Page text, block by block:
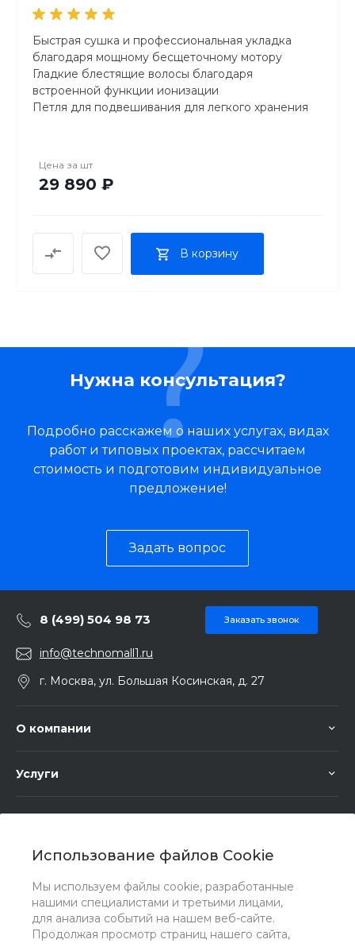
Использование файлов Cookie
Мы используем файлы cookie, разработанные
нашими специалистами и третьими лицами,
для анализа событий на нашем веб-сайте.
Продолжая просмотр страниц нашего сайта,
Быстрая сушка и профессиональная укладка
благодаря мощному бесщеточному мотору
Гладкие блестящие волосы благодаря
встроенной функции ионизации
Петля для подвешивания для легкого хранения
Цена за шт
29 890 ₽
В корзину
Нужна консультация?
Подробно расскажем о наших услугах, видах
работ и типовых проектах, рассчитаем
стоимость и подготовим индивидуальное
предложение!
Задать вопрос
8 (499) 504 98 73 Заказать звонок
info@technomall1.ru
г. Москва, ул. Большая Косинская, д. 27
О компании
Услуги
Мы в соц. сетях